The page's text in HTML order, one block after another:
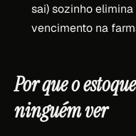
sai) sozinho
vencimento na
Por que o
ninguém ver